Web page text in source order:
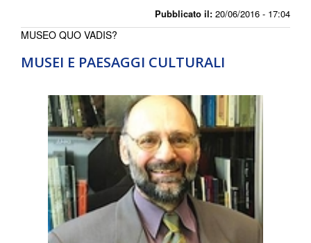
Pubblicato il: 20/06/2016 - 17:04
MUSEI E PAESAGGI CULTURALI
MUSEO QUO VADIS?